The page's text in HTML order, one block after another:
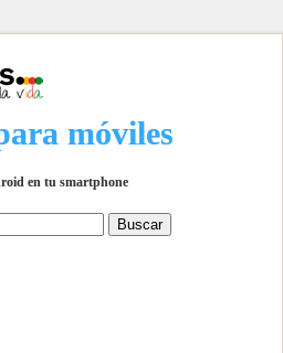
móviles
en tu smartphone